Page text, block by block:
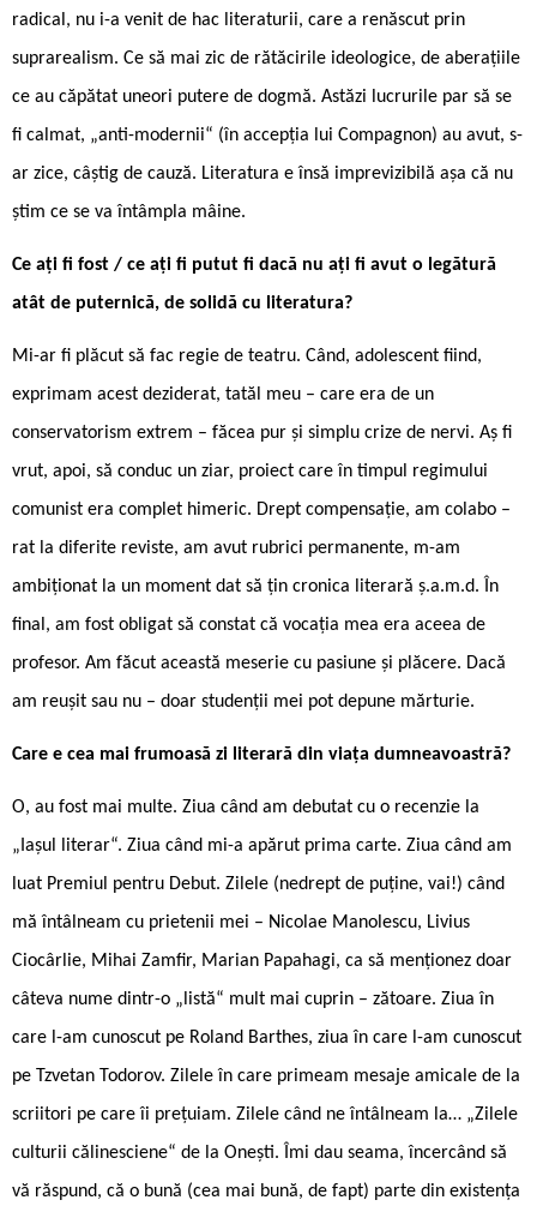
radical, nu i-a venit de hac literaturii, care a renăscut prin
suprarealism. Ce să mai zic de rătăcirile ideologice, de aberațiile
ce au căpătat uneori putere de dogmă. Astăzi lucrurile par să se
fi calmat, „anti-modernii“ (în accepția lui Compagnon) au avut, s-
ar zice, câștig de cauză. Literatura e însă imprevizibilă așa că nu
știm ce se va întâmpla mâine.
Ce ați fi fost / ce ați fi putut fi dacă nu ați fi avut o legătură
atât de puternică, de solidă cu literatura?
Mi-ar fi plăcut să fac regie de teatru. Când, adolescent fiind,
exprimam acest deziderat, tatăl meu – care era de un
conservatorism extrem – făcea pur și simplu crize de nervi. Aș fi
vrut, apoi, să conduc un ziar, proiect care în timpul regimului
comunist era complet himeric. Drept compensație, am colabo –
rat la diferite reviste, am avut rubrici permanente, m-am
ambiționat la un moment dat să țin cronica literară ș.a.m.d. În
final, am fost obligat să constat că vocația mea era aceea de
profesor. Am făcut această meserie cu pasiune și plăcere. Dacă
am reușit sau nu – doar studenții mei pot depune mărturie.
Care e cea mai frumoasă zi literară din viața dumneavoastră?
O, au fost mai multe. Ziua când am debutat cu o recenzie la
„Iașul literar“. Ziua când mi-a apărut prima carte. Ziua când am
luat Premiul pentru Debut. Zilele (nedrept de puține, vai!) când
mă întâlneam cu prietenii mei – Nicolae Manolescu, Livius
Ciocârlie, Mihai Zamfir, Marian Papahagi, ca să menționez doar
câteva nume dintr-o „listă“ mult mai cuprin – zătoare. Ziua în
care l-am cunoscut pe Roland Barthes, ziua în care l-am cunoscut
pe Tzvetan Todorov. Zilele în care primeam mesaje amicale de la
scriitori pe care îi prețuiam. Zilele când ne întâlneam la… „Zilele
culturii călinesciene“ de la Onești. Îmi dau seama, încercând să
vă răspund, că o bună (cea mai bună, de fapt) parte din existența